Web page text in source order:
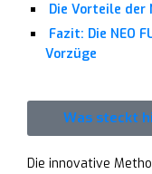
Die Vorteile der
Fazit: Die NEO
Vorzüge
Was steckt
Die innovative